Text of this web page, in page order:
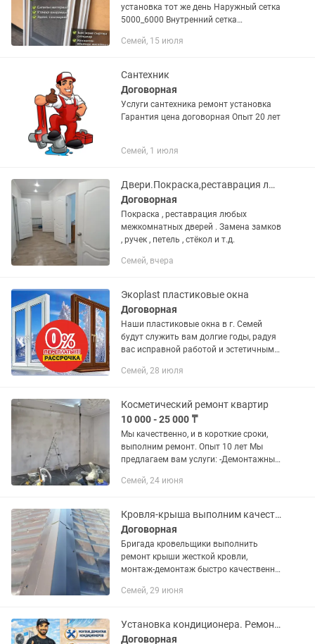
установка тот же день Наружный сетка
5000_6000 Внутренний сетка
Антикошка 9000_10000 Антипыль
Реставрация...
Семей, 15 июля
Сантехник
Договорная
Услуги сантехника ремонт установка
Гарантия цена договорная Опыт 20 лет
Семей, 1 июля
Двери.Покраска,реставрация любых межкомнатных дверей. Замена:петель,ручек.
Договорная
Покраска , реставрация любых
межкомнатных дверей . Замена замков
, ручек , петель , стёкол и т.д.
Семей, вчера
Экоplast пластиковые окна
Договорная
Наши пластиковые окна в г. Семей
будут служить вам долгие годы, радуя
вас исправной работой и эстетичным
российского и казахстанского
Семей, 28 июля
Косметический ремонт квартир
10 000 - 25 000 ₸
Мы качественно, и в короткие сроки,
выполним ремонт. Опыт 10 лет Мы
предлагаем вам услуги: -Демонтажные
ламинат линолеум итд. -Демонтаж
Семей, 24 июня
Кровля-крыша выполним качественно.
Договорная
Бригада кровельщики выполнить
ремонт крыши жесткой кровли,
монтаж-демонтаж быстро качественно
Семей, 29 июня
Установка кондиционера. Ремонт кондиционеров.
Договорная